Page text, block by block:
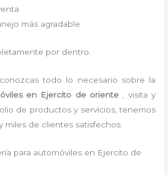
más agradable
por dentro.
todo lo necesario sobre la
en Ejercito de oriente
, visita y
de productos y servicios, tenemos
miles de clientes satisfechos.
para automóviles en Ejercito de